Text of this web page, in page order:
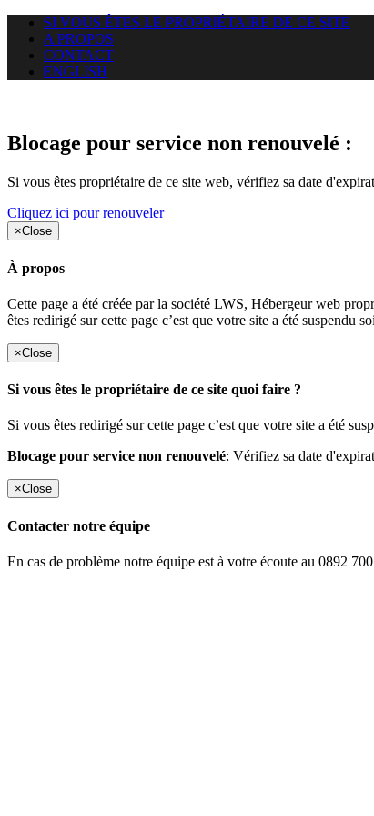
SI VOUS ÊTES LE PROPRIÉTAIRE DE CE SITE
A PROPOS
CONTACT
ENGLISH
Blocage pour service non renouvelé :
Si vous êtes propriétaire de ce site web, vérifiez sa date
Cliquez ici pour renouveler
×Close
À propos
Cette page a été créée par la société LWS, Hébergeur web
êtes redirigé sur cette page c’est que votre site a été suspendu
×Close
Si vous êtes le propriétaire de ce site quoi faire ?
Si vous êtes redirigé sur cette page c’est que votre site a été
Blocage pour service non renouvelé: Vérifiez sa date
×Close
Contacter notre équipe
En cas de problème notre équipe est à votre écoute au 0892